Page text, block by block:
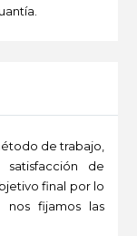
de trabajo,
de
final por lo
nos fijamos las